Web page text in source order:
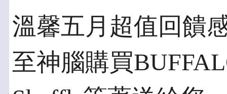
溫馨五月超值回饋
至神腦購買